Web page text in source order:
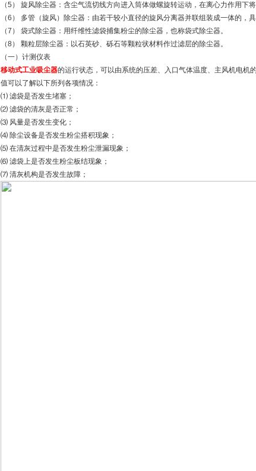
（5） 旋风除尘器：含尘气流切线方向进入筒体做螺旋转运动，在离心力作用下
（6） 多管（旋风）除尘器：由若干较小直径的旋风分离器并联组装成一体的，
（7） 袋式除尘器：用纤维性滤袋捕集粉尘的除尘器，也称袋式除尘器。
（8） 颗粒层除尘器：以石英砂、砾石等颗粒状材料作过滤层的除尘器。
（一）计测仪表
移动式工业吸尘器的运行状态，可以由系统的压差、入口气体温度、主风机电机
值可以了解以下所列各项情况：
⑴ 滤袋是否发生堵塞；
⑵ 滤袋的清灰是否正常；
⑶ 风量是否发生变化；
⑷ 除尘设备是否发生粉尘搭积现象；
⑸ 在清灰过程中是否发生粉尘泄漏现象；
⑹ 滤袋上是否发生粉尘板结现象；
⑺ 清灰机构是否发生故障；